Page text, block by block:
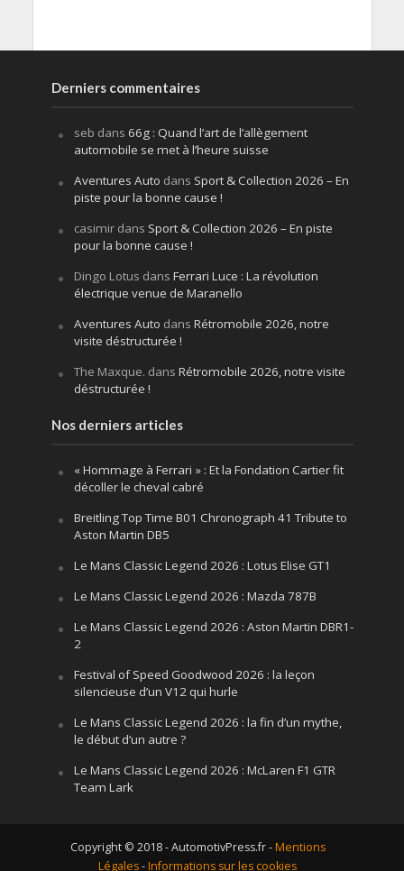
Derniers commentaires
seb dans 66g : Quand l’art de l’allègement
automobile se met à l’heure suisse
Aventures Auto dans Sport & Collection 2026 – En
piste pour la bonne cause !
casimirdans Sport & Collection 2026 – En piste
pour la bonne cause !
Dingo Lotus dans Ferrari Luce : La révolution
électrique venue de Maranello
Aventures Auto dans Rétromobile 2026, notre
visite déstructurée !
The Maxque. dans Rétromobile 2026, notre visite
déstructurée !
Nos derniers articles
« Hommage à Ferrari » : Et la Fondation Cartier fit
décoller le cheval cabré
Breitling Top Time B01 Chronograph 41 Tribute to
Aston Martin DB5
Le Mans Classic Legend 2026 : Lotus Elise GT1
Le Mans Classic Legend 2026 : Mazda 787B
Le Mans Classic Legend 2026 : Aston Martin DBR1-
2
Festival of Speed Goodwood 2026 : la leçon
silencieuse d’un V12 qui hurle
Le Mans Classic Legend 2026 : la fin d’un mythe,
le début d’un autre ?
Le Mans Classic Legend 2026 : McLaren F1 GTR
Team Lark
Copyright © 2018 - AutomotivPress.fr -Mentions
Légales-Informations sur les cookies